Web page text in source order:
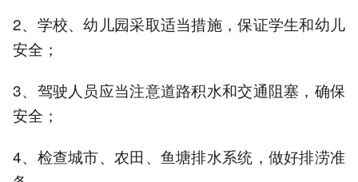
2、学校、幼儿园采取适当措施，保证学生和幼儿
安全；
3、驾驶人员应当注意道路积水和交通阻塞，确保
安全；
4、检查城市、农田、鱼塘排水系统，做好排涝准